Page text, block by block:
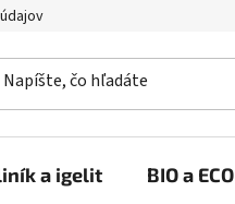
a igelit BIO a ECO